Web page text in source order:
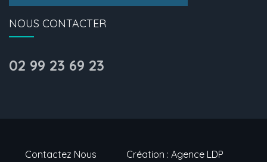
NOUS CONTACTER
02 99 23 69 23
Contactez Nous Création : Agence LDP